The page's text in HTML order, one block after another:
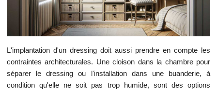
L'implantation d'un dressing doit aussi prendre en compte les
contraintes architecturales. Une cloison dans la chambre pour
séparer le dressing ou l'installation dans une buanderie, à
condition qu'elle ne soit pas trop humide, sont des options